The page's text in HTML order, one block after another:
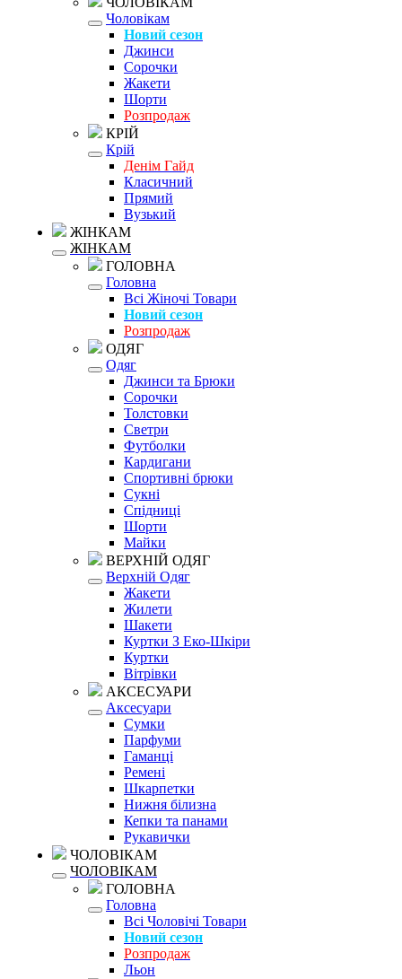
Чоловікам
Новий сезон
Джинси
Сорочки
Жакети
Шорти
Розпродаж
КРІЙ
Крій
Денім Гайд
Класичний
Прямий
Вузький
ЖІНКАМ
ЖІНКАМ
ГОЛОВНА
Головна
Всі Жіночі Товари
Новий сезон
Розпродаж
ОДЯГ
Одяг
Джинси та Брюки
Сорочки
Толстовки
Светри
Футболки
Кардигани
Спортивні брюки
Сукні
Спідниці
Шорти
Майки
ВЕРХНІЙ ОДЯГ
Верхній Одяг
Жакети
Жилети
Шакети
Куртки З Еко-Шкіри
Куртки
Вітрівки
АКСЕСУАРИ
Аксесуари
Сумки
Парфуми
Гаманці
Ремені
Шкарпетки
Нижня білизна
Кепки та панами
Рукавички
ЧОЛОВІКАМ
ЧОЛОВІКАМ
ГОЛОВНА
Головна
Всі Чоловічі Товари
Новий сезон
Розпродаж
Льон